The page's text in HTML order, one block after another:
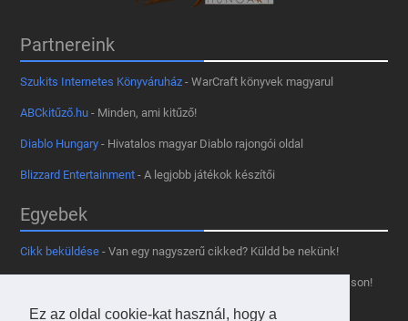
Ez az oldal cookie-kat használ, hogy a
Partnereink
Szukits Internetes Könyváruház - WarCraft könyvek magyarul
ABCkitűző.hu - Minden, ami kitűző!
Diablo Hungary - Hivatalos magyar Diablo rajongói oldal
Blizzard Entertainment - A legjobb játékok készítői
Egyebek
Cikk beküldése - Van egy nagyszerű cikked? Küldd be nekünk!
- Tetszik az oldal? Segíts, hogy fennmaradhasson!
Kapcsolat, médiaajánlat- Lépj velünk kapcsolatba!